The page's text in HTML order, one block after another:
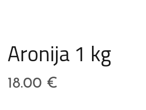
Aronija 1 kg
18.00 €